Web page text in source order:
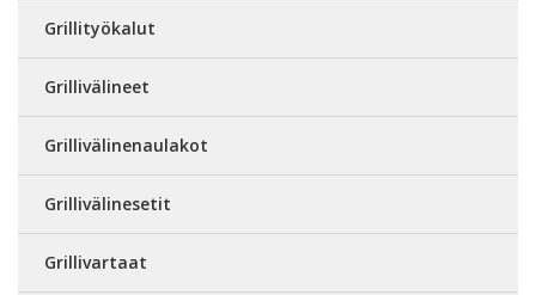
Grillityökalut
Grillivälineet
Grillivälinenaulakot
Grillivälinesetit
Grillivartaat